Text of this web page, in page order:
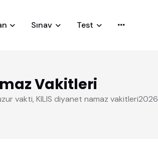
Sınav Test
Vakitleri
vakti, KILIS diyanet namaz vakitleri2026